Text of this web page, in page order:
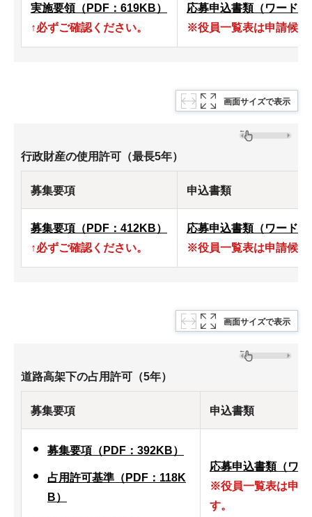
実施要領（PDF：619KB）
↑必ずご確認ください。
応募申込書類（ワード
※役員一覧表は申請候補
画面サイズで表示
行政財産の使用許可（最長5年）
募集要項 申込書類
募集要項（PDF：412KB）
↑必ずご確認ください。
応募申込書類（ワード
※役員一覧表は申請候補
画面サイズで表示
道路高架下の占用許可（5年）
募集要項 申込書類
募集要項（PDF：392KB）
占用許可基準（PDF：118K
B）
応募申込書類（ワ
※役員一覧表は申請
す。